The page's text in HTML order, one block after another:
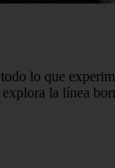
lo que
la línea